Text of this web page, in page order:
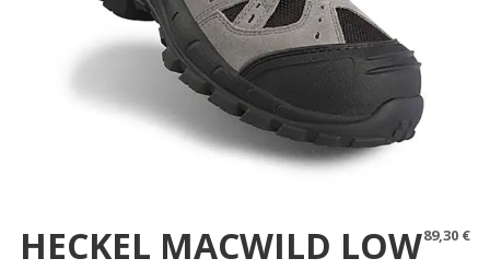
HECKEL MACWILD LOW89,30 €